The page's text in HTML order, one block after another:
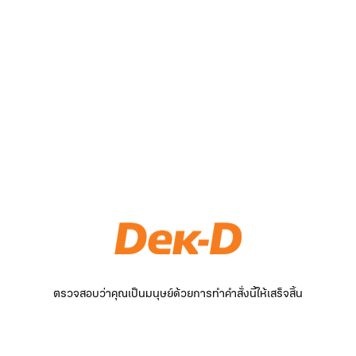
ตรวจสอบว่าคุณเป็นมนุษย์ด้วยการทำคำสั่งนี้ให้เสร็จสิ้น